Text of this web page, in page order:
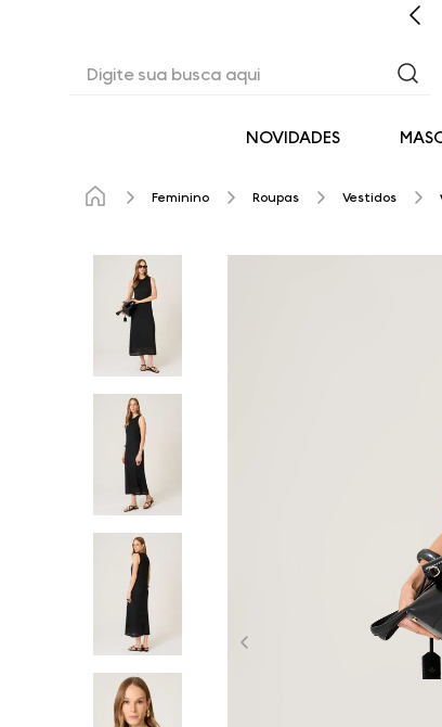
NOVIDADES
Feminino Roupas Vestidos